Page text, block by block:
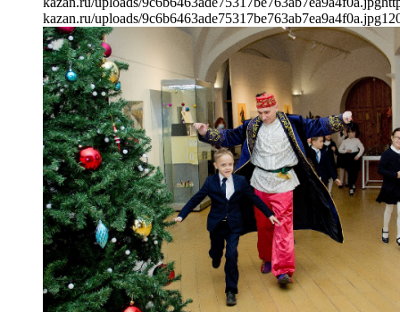
kazan.ru/uploads/9c6b6463ade75317be763ab7ea9a4f0a.jpg